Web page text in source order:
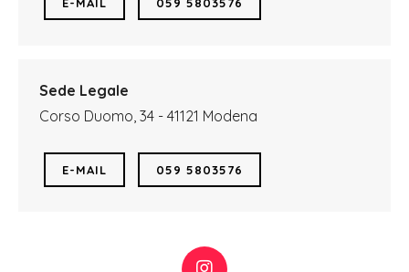
E-MAIL 059 5803576
Sede Legale
Corso Duomo, 34 - 41121 Modena
E-MAIL 059 5803576